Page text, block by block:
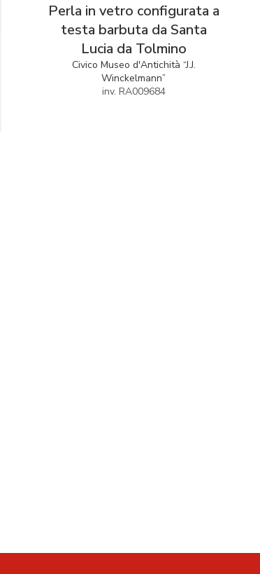
Perla in vetro configurata a
testa barbuta da Santa
Lucia da Tolmino
Civico Museo d'Antichità “J.J.
Winckelmann”
inv. RA009684